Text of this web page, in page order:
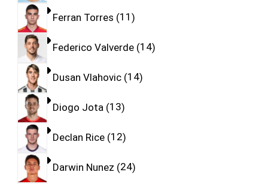
Ferran Torres 11
Federico Valverde 14
Dusan Vlahovic 14
Diogo Jota 13
Declan Rice 12
Darwin Nunez 24